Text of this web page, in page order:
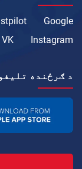
Google
Instagram
VK
د ګرځنده